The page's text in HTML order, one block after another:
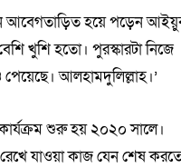
আবেগতাড়িত হয়ে পড়েন
খুশি হতো। পুরস্কারটা নিজে
আলহামদুলিল্লাহ।’
শুরু হয় ২০২০ সালে।
রেখে যাওয়া কাজ যেন শেষ